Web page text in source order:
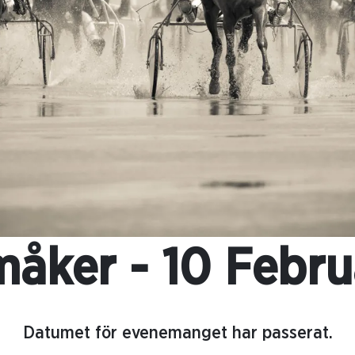
- 10
Datumet för evenemanget har passerat.